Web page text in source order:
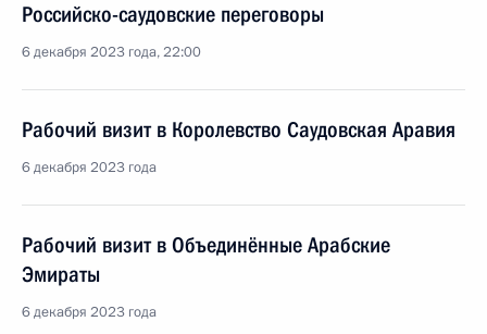
Российско-саудовские переговоры
6 декабря 2023 года, 22:00
Рабочий визит в Королевство Саудовская Аравия
6 декабря 2023 года
Рабочий визит в Объединённые Арабские
Эмираты
6 декабря 2023 года